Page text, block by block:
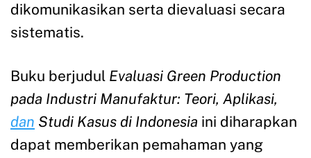
dikomunikasikan serta dievaluasi secara
sistematis.
Buku berjudul Evaluasi Green Production
pada Industri Manufaktur: Teori, Aplikasi,
dan Studi Kasus di Indonesia ini diharapkan
dapat memberikan pemahaman yang